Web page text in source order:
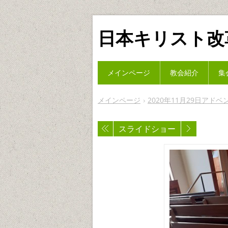
日本キリスト
メインページ 2020年11月29日アドベ
スライドショー
メインページ 教会紹介 集